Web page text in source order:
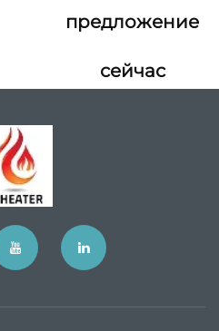
предложение
сейчас